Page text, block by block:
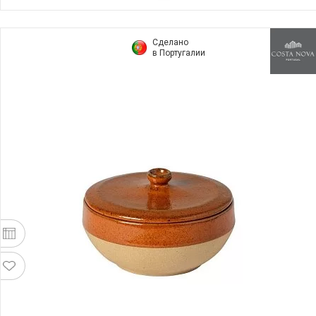
Сделано
в Португалии